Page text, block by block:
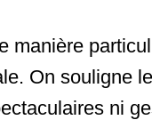
manière
On souligne
ni